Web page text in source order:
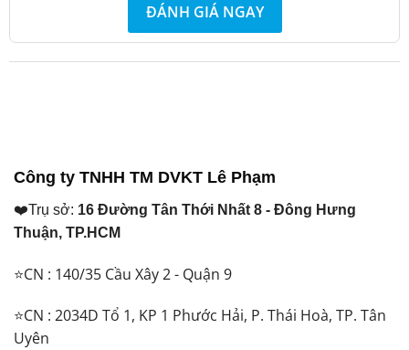
ĐÁNH GIÁ NGAY
Công ty TNHH TM DVKT Lê Phạm
❤️Trụ sở: 16 Đường Tân Thới Nhất 8 - Đông Hưng
Thuận, TP.HCM
⭐CN : 140/35 Cầu Xây 2 - Quận 9
⭐CN : 2034D Tổ 1, KP 1 Phước Hải, P. Thái Hoà, TP. Tân
Uyên